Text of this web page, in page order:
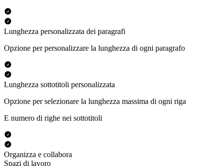
Lunghezza personalizzata dei paragrafi
Opzione per personalizzare la lunghezza di ogni paragrafo
Lunghezza sottotitoli personalizzata
Opzione per selezionare la lunghezza massima di ogni riga
E numero di righe nei sottotitoli
Organizza e collabora
Spazi di lavoro